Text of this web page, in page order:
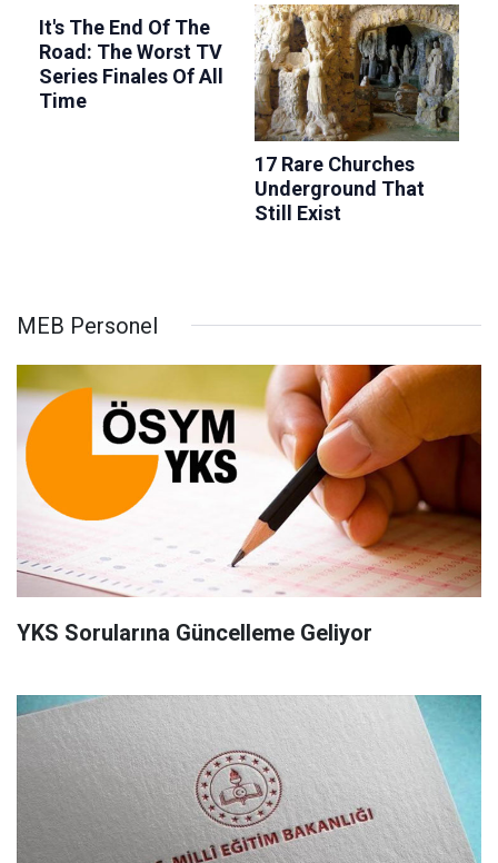
MEB Personel
YKS Sorularına Güncelleme Geliyor